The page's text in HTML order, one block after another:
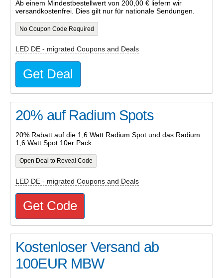
Ab einem Mindestbestellwert von 200,00 € liefern wir
versandkostenfrei. Dies gilt nur für nationale Sendungen.
No Coupon Code Required
LED DE - migrated Coupons and Deals
Get Deal
20% auf Radium Spots
20% Rabatt auf die 1,6 Watt Radium Spot und das Radium
1,6 Watt Spot 10er Pack.
Open Deal to Reveal Code
LED DE - migrated Coupons and Deals
Get Code
Kostenloser Versand ab
100EUR MBW